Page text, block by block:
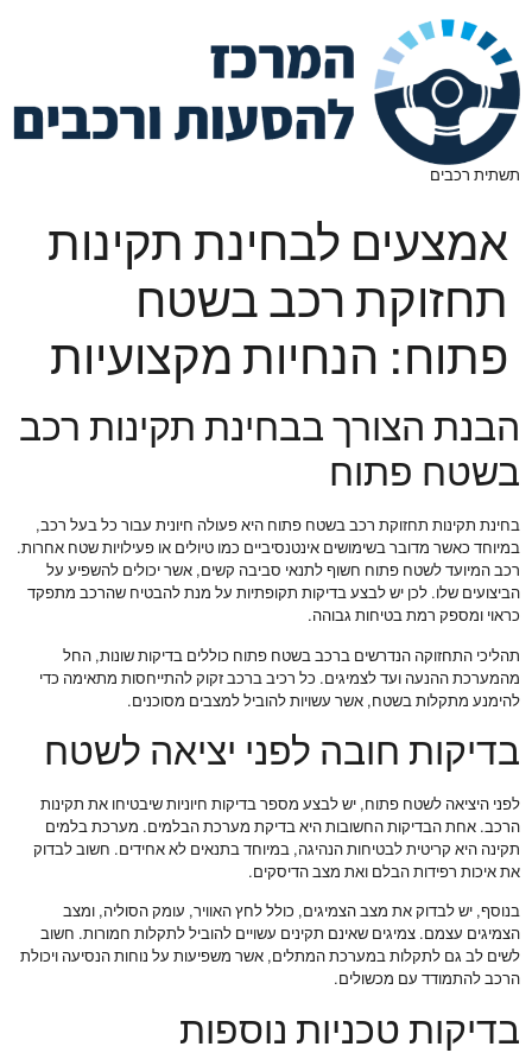
תשתית רכבים
אמצעים לבחינת תקינות
תחזוקת רכב בשטח
פתוח: הנחיות מקצועיות
הבנת הצורך בבחינת תקינות רכב
בשטח פתוח
בחינת תקינות תחזוקת רכב בשטח פתוח היא פעולה חיונית עבור כל בעל רכב,
במיוחד כאשר מדובר בשימושים אינטנסיביים כמו טיולים או פעילויות שטח אחרות.
רכב המיועד לשטח פתוח חשוף לתנאי סביבה קשים, אשר יכולים להשפיע על
הביצועים שלו. לכן יש לבצע בדיקות תקופתיות על מנת להבטיח שהרכב מתפקד
כראוי ומספק רמת בטיחות גבוהה.
תהליכי התחזוקה הנדרשים ברכב בשטח פתוח כוללים בדיקות שונות, החל
מהמערכת ההנעה ועד לצמיגים. כל רכיב ברכב זקוק להתייחסות מתאימה כדי
להימנע מתקלות בשטח, אשר עשויות להוביל למצבים מסוכנים.
בדיקות חובה לפני יציאה לשטח
לפני היציאה לשטח פתוח, יש לבצע מספר בדיקות חיוניות שיבטיחו את תקינות
הרכב. אחת הבדיקות החשובות היא בדיקת מערכת הבלמים. מערכת בלמים
תקינה היא קריטית לבטיחות הנהיגה, במיוחד בתנאים לא אחידים. חשוב לבדוק
את איכות רפידות הבלם ואת מצב הדיסקים.
בנוסף, יש לבדוק את מצב הצמיגים, כולל לחץ האוויר, עומק הסוליה, ומצב
הצמיגים עצמם. צמיגים שאינם תקינים עשויים להוביל לתקלות חמורות. חשוב
לשים לב גם לתקלות במערכת המתלים, אשר משפיעות על נוחות הנסיעה ויכולת
הרכב להתמודד עם מכשולים.
בדיקות טכניות נוספות